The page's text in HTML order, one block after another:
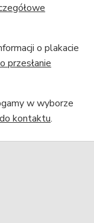
o plakacie
przesłanie
w wyborze
kontaktu.